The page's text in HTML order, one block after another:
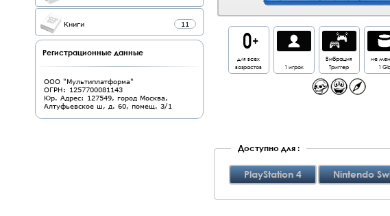
Книги 11
Регистрационные данные
ООО "Мультиплатформа"
ОГРН: 1257700081143
Юр. Адрес: 127549, город Москва,
Алтуфьевское ш, д. 60, помещ. 3/1
для всех
возрастов
1 игрок
Вибрация
Триггер
не
1 Gb
Доступно для :
PlayStation 4 Nintendo